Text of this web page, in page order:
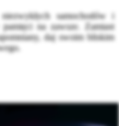
samochodów i
na zawsze. Zamiast
daj swoim bliskim